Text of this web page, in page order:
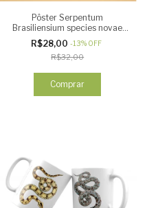
Pôster Serpentum
Brasiliensium species novae
SURUCUCU
R$28,00 -13% OFF
R$32,00
Comprar